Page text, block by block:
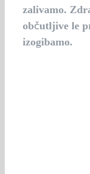
zalivamo.
občutljive le
izogibamo.